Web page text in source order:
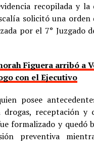
recopilada y la
solicitó una orden
por el 7° Juzgado
Figuera arribó a
con el Ejecutivo
posee
drogas, receptación y
formalizado y quedó
preventiva